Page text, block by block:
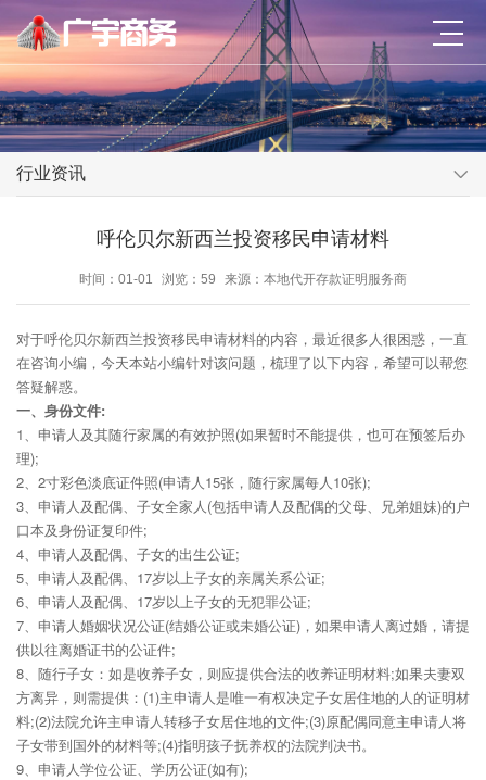
行业资讯
呼伦贝尔新西兰投资移民申请材料
时间：01-01 浏览：59 来源：本地代开存款证明服务商
对于呼伦贝尔新西兰投资移民申请材料的内容，最近很多人很困惑，一直
在咨询小编，今天本站小编针对该问题，梳理了以下内容，希望可以帮您
答疑解惑。
一、身份文件:
1、申请人及其随行家属的有效护照(如果暂时不能提供，也可在预签后办
理);
2、2寸彩色淡底证件照(申请人15张，随行家属每人10张);
3、申请人及配偶、子女全家人(包括申请人及配偶的父母、兄弟姐妹)的户
口本及身份证复印件;
4、申请人及配偶、子女的出生公证;
5、申请人及配偶、17岁以上子女的亲属关系公证;
6、申请人及配偶、17岁以上子女的无犯罪公证;
7、申请人婚姻状况公证(结婚公证或未婚公证)，如果申请人离过婚，请提
供以往离婚证书的公证件;
8、随行子女：如是收养子女，则应提供合法的收养证明材料;如果夫妻双
方离异，则需提供：(1)主申请人是唯一有权决定子女居住地的人的证明材
料;(2)法院允许主申请人转移子女居住地的文件;(3)原配偶同意主申请人将
子女带到国外的材料等;(4)指明孩子抚养权的法院判决书。
9、申请人学位公证、学历公证(如有);